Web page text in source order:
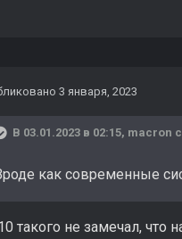
3 января, 2023
В 03.01.2023 в 02:15, macron
как современные
такого не замечал, что